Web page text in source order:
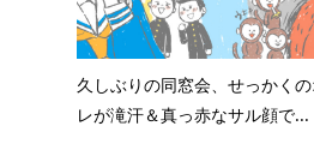
久しぶりの同窓会、せっかく
レが滝汗＆真っ赤なサル顔で...